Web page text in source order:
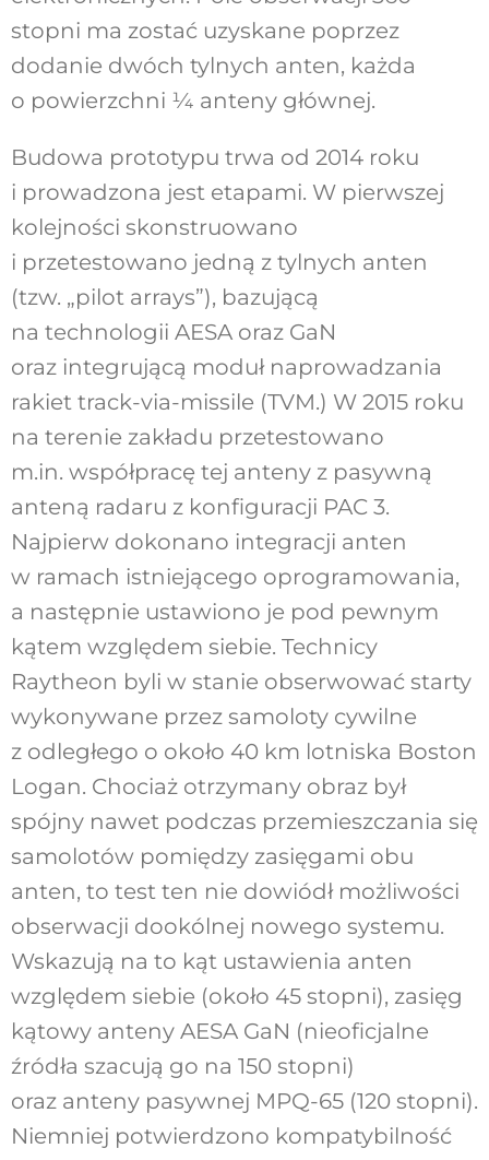
stopni ma zostać uzyskane poprzez
dodanie dwóch tylnych anten, każda
o powierzchni ¼ anteny głównej.
Budowa prototypu trwa od 2014 roku
i prowadzona jest etapami. W pierwszej
kolejności skonstruowano
i przetestowano jedną z tylnych anten
(tzw. „pilot arrays”), bazującą
na technologii AESA oraz GaN
oraz integrującą moduł naprowadzania
rakiet track-via-missile (TVM.) W 2015 roku
na terenie zakładu przetestowano
m.in. współpracę tej anteny z pasywną
anteną radaru z konfiguracji PAC 3.
Najpierw dokonano integracji anten
w ramach istniejącego oprogramowania,
a następnie ustawiono je pod pewnym
kątem względem siebie. Technicy
Raytheon byli w stanie obserwować starty
wykonywane przez samoloty cywilne
z odległego o około 40 km lotniska Boston
Logan. Chociaż otrzymany obraz był
spójny nawet podczas przemieszczania się
samolotów pomiędzy zasięgami obu
anten, to test ten nie dowiódł możliwości
obserwacji dookólnej nowego systemu.
Wskazują na to kąt ustawienia anten
względem siebie (około 45 stopni), zasięg
kątowy anteny AESA GaN (nieoficjalne
źródła szacują go na 150 stopni)
oraz anteny pasywnej MPQ-65 (120 stopni).
Niemniej potwierdzono kompatybilność